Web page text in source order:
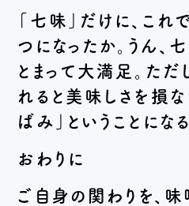
「七味」だけに、これ
つになったか。うん、
とまって大満足。た
れると美味しさを損な
ばみ」ということになる
おわりに
ご自身の関わりを、